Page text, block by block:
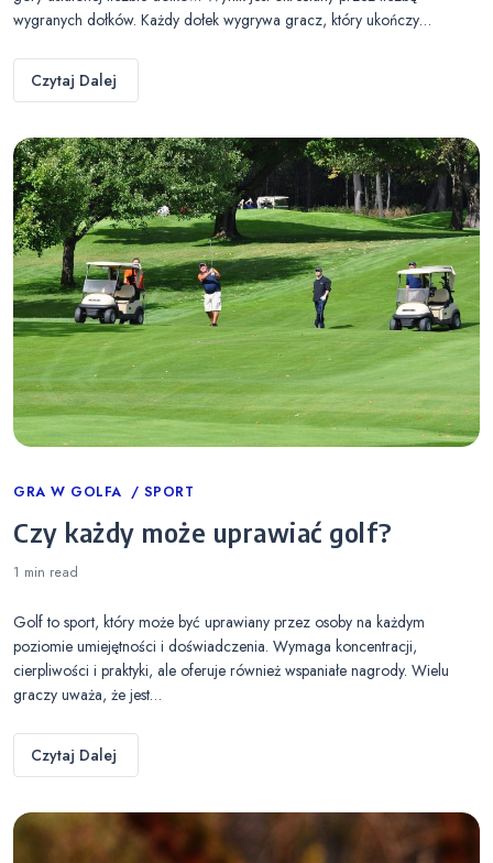
wygranych dołków. Każdy dołek wygrywa gracz, który ukończy…
Czytaj Dalej
Categories
GRA W GOLFA SPORT
Czy każdy może uprawiać golf?
1 min read
Golf to sport, który może być uprawiany przez osoby na każdym
poziomie umiejętności i doświadczenia. Wymaga koncentracji,
cierpliwości i praktyki, ale oferuje również wspaniałe nagrody. Wielu
graczy uważa, że jest…
Czytaj Dalej